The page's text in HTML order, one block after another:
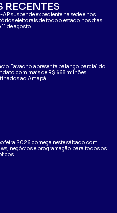
RECENTES
AP suspende expediente na sede e nos
eleitorais de todo o estado nos dias
11 de agosto
Favacho apresenta balanço parcial do
com mais de R$ 668 milhões
ao Amapá
2026 começa neste sábado com
negócios e programação para todos os